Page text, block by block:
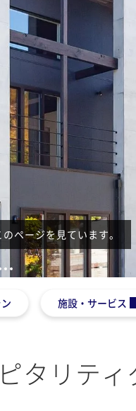
ページを見ています。
4 5
施設・サービス
タリティ